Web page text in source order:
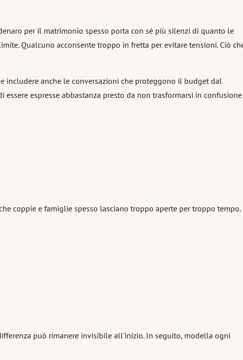
per il matrimonio spesso porta con sé più silenzi di quanto le
Qualcuno acconsente troppo in fretta per evitare tensioni. Ciò
anche le conversazioni che proteggono il budget dal
espresse abbastanza presto da non trasformarsi in confusione
coppie e famiglie spesso lasciano troppo aperte per troppo tempo.
può rimanere invisibile all'inizio. In seguito, modella ogni